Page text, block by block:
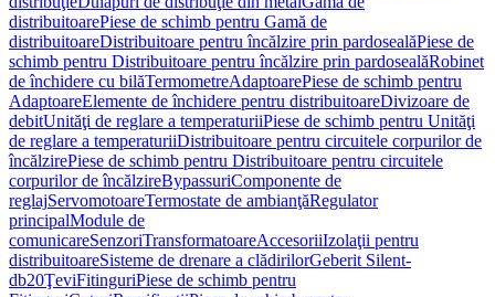
distribuitoarePiese de schimb pentru Gamă de
distribuitoareDistribuitoare pentru încălzire prin pardosealăPiese de
schimb pentru Distribuitoare pentru încălzire prin pardosealăRobinet
de închidere cu bilăTermometreAdaptoarePiese de schimb pentru
AdaptoareElemente de închidere pentru distribuitoareDivizoare de
debitUnităţi de reglare a temperaturiiPiese de schimb pentru Unităţi
de reglare a temperaturiiDistribuitoare pentru circuitele corpurilor de
încălzirePiese de schimb pentru Distribuitoare pentru circuitele
corpurilor de încălzireBypassuriComponente de
reglajServomotoareTermostate de ambianţăRegulator
principalModule de
comunicareSenzoriTransformatoareAccesoriiIzolaţii pentru
distribuitoareSisteme de drenare a clădirilorGeberit Silent-
db20ŢeviFitinguriPiese de schimb pentru